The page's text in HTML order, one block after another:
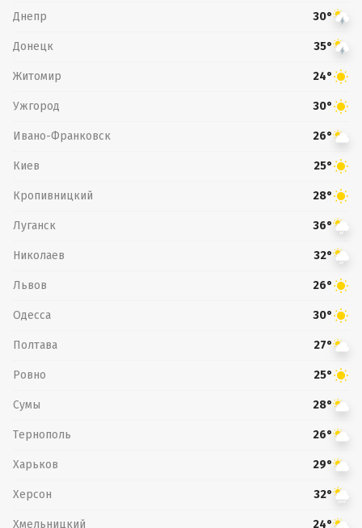
Днепр 30°
Донецк 35°
Житомир 24°
Ужгород 30°
Ивано-Франковск 26°
Киев 25°
Кропивницкий 28°
Луганск 36°
Николаев 32°
Львов 26°
Одесса 30°
Полтава 27°
Ровно 25°
Сумы 28°
Тернополь 26°
Харьков 29°
Херсон 32°
Хмельницкий 24°